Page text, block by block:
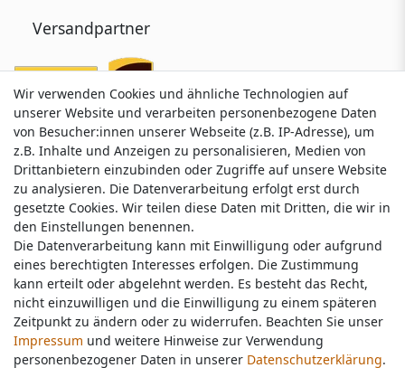
Versandpartner
Service & Kontakt
Wünschen Sie einen Rückruf?
service@nawajo.de
Schreiben Sie uns:
Wir verwenden Cookies und ähnliche Technologien auf
unserer Website und verarbeiten personenbezogene Daten
von Besucher:innen unserer Webseite (z.B. IP-Adresse), um
z.B. Inhalte und Anzeigen zu personalisieren, Medien von
Drittanbietern einzubinden oder Zugriffe auf unsere Website
zu analysieren. Die Datenverarbeitung erfolgt erst durch
gesetzte Cookies. Wir teilen diese Daten mit Dritten, die wir in
den Einstellungen benennen.
Die Datenverarbeitung kann mit Einwilligung oder aufgrund
eines berechtigten Interesses erfolgen. Die Zustimmung
kann erteilt oder abgelehnt werden. Es besteht das Recht,
nicht einzuwilligen und die Einwilligung zu einem späteren
Zeitpunkt zu ändern oder zu widerrufen. Beachten Sie unser
Impressum und weitere Hinweise zur Verwendung
personenbezogener Daten in unserer Daten­schutz­erklärung.
Wir verwenden Cookies und ähnliche Technologien auf
unserer Website und verarbeiten personenbezogene Daten
von Besucher:innen unserer Webseite (z.B. IP-Adresse), um
z.B. Inhalte und Anzeigen zu personalisieren, Medien von
Drittanbietern einzubinden oder Zugriffe auf unsere Website
zu analysieren. Die Datenverarbeitung erfolgt erst durch
gesetzte Cookies. Wir teilen diese Daten mit Dritten, die wir in
den Einstellungen benennen.
Die Datenverarbeitung kann mit Einwilligung oder aufgrund
eines berechtigten Interesses erfolgen. Die Zustimmung
kann erteilt oder abgelehnt werden. Es besteht das Recht,
nicht einzuwilligen und die Einwilligung zu einem späteren
Zeitpunkt zu ändern oder zu widerrufen. Beachten Sie unser
Impressum und weitere Hinweise zur Verwendung
personenbezogener Daten in unserer Daten­schutz­erklärung.